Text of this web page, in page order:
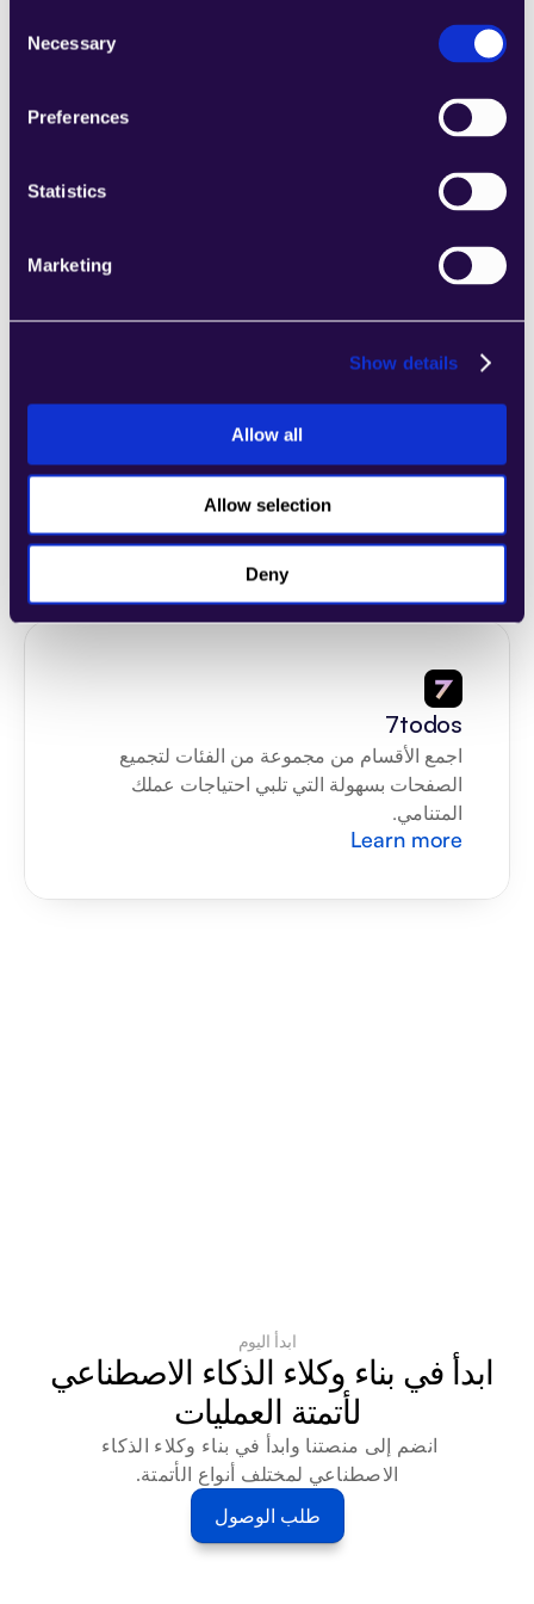
Selection
Necessary
Preferences
Statistics
Marketing
Show details
Allow all
Allow selection
Deny
2markdown
المتنامي.
الصفحات بسهولة التي تلبي احتياجات عملك
Learn more
7todos
المتنامي.
Learn more
ابدأ اليوم
لأتمتة العمليات
الاصطناعي لمختلف أنواع الأتمتة.
طلب الوصول